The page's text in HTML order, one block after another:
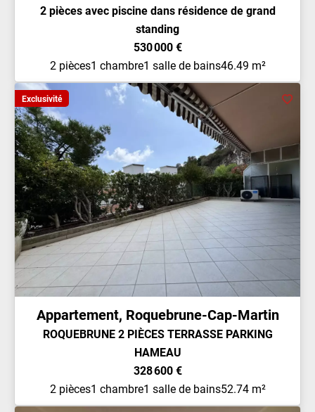
2 pièces avec piscine dans résidence de grand
standing
530 000 €
2 pièces1 chambre1 salle de bains46.49 m²
Exclusivité
Appartement, Roquebrune-Cap-Martin
ROQUEBRUNE 2 PIÈCES TERRASSE PARKING
HAMEAU
328 600 €
2 pièces1 chambre1 salle de bains52.74 m²